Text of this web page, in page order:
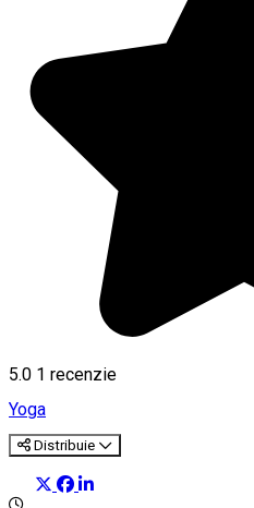
5.0 1 recenzie
Yoga
Distribuie